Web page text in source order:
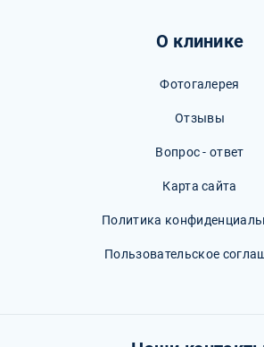
О клинике
Фотогалерея
Отзывы
Вопрос - ответ
Карта сайта
Политика
Пользовательское